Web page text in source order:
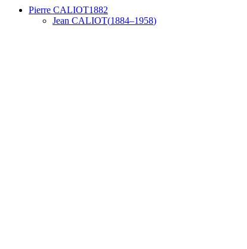
Pierre CALIOT1882
Jean CALIOT(1884–1958)